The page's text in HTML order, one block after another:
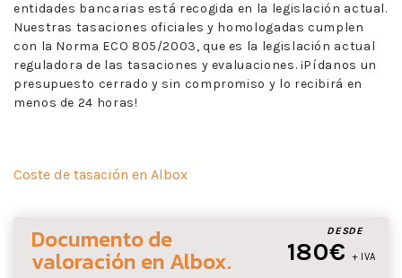
entidades bancarias está recogida en la legislación actual.
Nuestras tasaciones oficiales y homologadas cumplen
con la Norma ECO 805/2003, que es la legislación actual
reguladora de las tasaciones y evaluaciones. ¡Pídanos un
presupuesto cerrado y sin compromiso y lo recibirá en
menos de 24 horas!
Coste de tasación en Albox
DESDE
180€ + IVA
Documento de
valoración en Albox.